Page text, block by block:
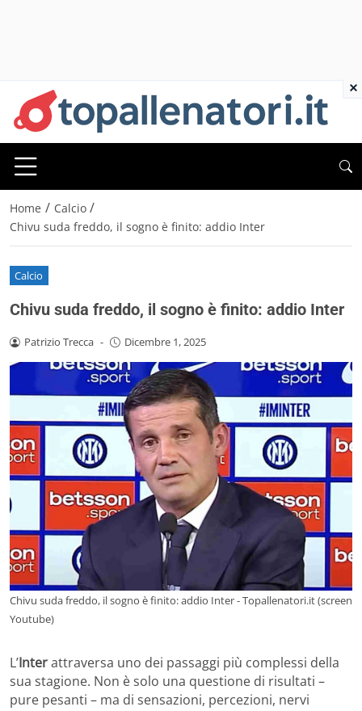
Home / Calcio /
Chivu suda freddo, il sogno è finito: addio Inter
Calcio
Chivu suda freddo, il sogno è finito: addio Inter
Patrizio Trecca - Dicembre 1, 2025
Chivu suda freddo, il sogno è finito: addio Inter - Topallenatori.it (screen
Youtube)
L’Interattraversa uno dei passaggi più complessi della
sua stagione. Non è solo una questione di risultati –
pure pesanti – ma di sensazioni, percezioni, nervi
×